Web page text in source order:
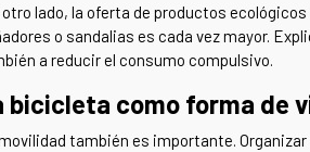
otro lado, la oferta de productos
o sandalias es cada vez mayor.
a reducir el consumo compulsivo.
bicicleta como forma de
también es importante.